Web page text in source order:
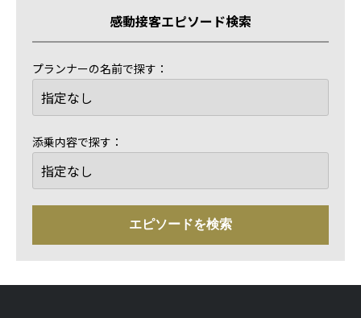
感動接客エピソード検索
プランナーの名前で探す：
添乗内容で探す：